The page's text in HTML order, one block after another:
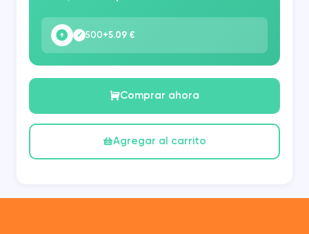
✓ 500+5.09 €
Comprar ahora
Agregar al carrito